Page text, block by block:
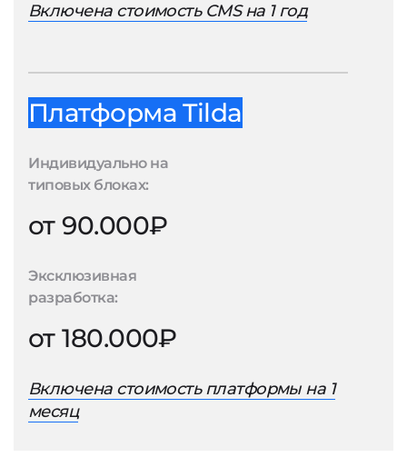
Включена стоимость CMS на 1 год
Платформа Tilda
Индивидуально на
типовых блоках:
от 90.000₽
Эксклюзивная
разработка:
от 180.000₽
Включена стоимость платформы на 1
месяц